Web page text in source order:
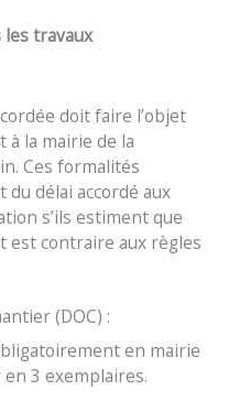
travaux
doit faire l’objet
à la mairie de la
Ces formalités
délai accordé aux
s’ils estiment que
est contraire aux règles
(DOC) :
en mairie
3 exemplaires.